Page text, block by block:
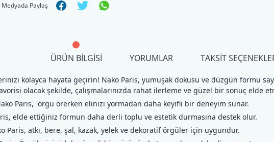
Paylaş
ÜRÜN BILGISI YORUMLAR TAKSIT
kolayca hayata geçirin! Nako Paris, yumuşak dokusu ve düzgün formu
olacak şekilde, çalışmalarınızda rahat ilerleme ve güzel bir sonuç elde
Paris, örgü örerken elinizi yormadan daha keyifli bir deneyim sunar.
elde ettiğiniz formun daha derli toplu ve estetik durmasına destek olur.
Paris, atkı, bere, şal, kazak, yelek ve dekoratif örgüler için uygundur.